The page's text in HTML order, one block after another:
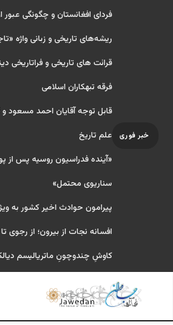
خبر فوری
فردای افغانستان و چگونگی
ریشه‌های تاریخی و زبانی واژه
قرائت های تاریخی و فراتاریخی
فرقه تبهکاران اسلامی
قابل توجه آقایان احمد مسعود
علم تاریخ
«آینده فدراسیون روسیه پس از
سناریوی محتمل»
پیرامون حوادث اخیر کشور به
افسانه نجات از بیرون؛ از رجوی
کاوشِ چندو‌چونِ ماتریالیسم
جستجو برای